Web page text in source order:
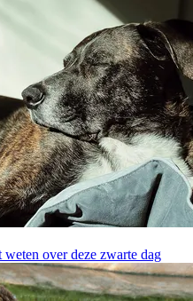
over deze zwarte dag